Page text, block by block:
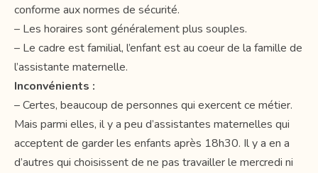
conforme aux normes de sécurité.
– Les horaires sont généralement plus souples.
– Le cadre est familial, l’enfant est au coeur de la famille de
l’assistante maternelle.
Inconvénients :
– Certes, beaucoup de personnes qui exercent ce métier.
Mais parmi elles, il y a peu d’assistantes maternelles qui
acceptent de garder les enfants après 18h30. Il y a en a
d’autres qui choisissent de ne pas travailler le mercredi ni